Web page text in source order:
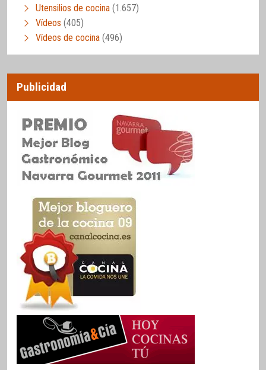
Utensilios de cocina (1.657)
Vídeos (405)
Vídeos de cocina (496)
Publicidad